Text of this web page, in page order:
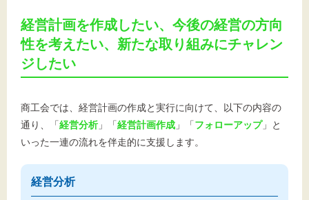
経営計画を作成したい、今後の経営の方向
性を考えたい、 新たな取り組みにチャレン
ジしたい
商工会では、経営計画の作成と実行に向けて、以下の内容の
通り、「経営分析」「経営計画作成 」「フォローアップ」と
いった一連の流れを伴走的に支援します。
経営分析